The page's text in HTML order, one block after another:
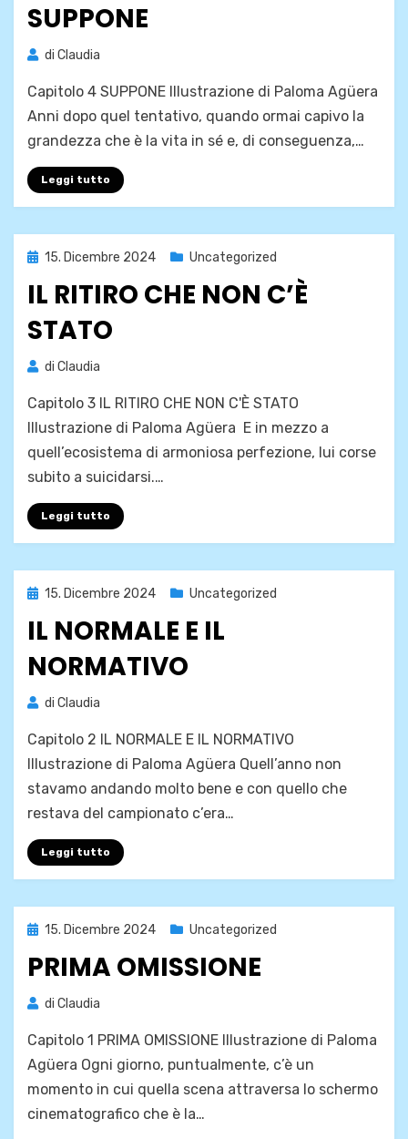
SUPPONE
di Claudia
Capitolo 4 SUPPONE Illustrazione di Paloma Agüera
Anni dopo quel tentativo, quando ormai capivo la
grandezza che è la vita in sé e, di conseguenza,…
Leggi tutto
Pubblicato
15. Dicembre 2024 Uncategorized
IL RITIRO CHE NON C’È
STATO
di Claudia
Capitolo 3 IL RITIRO CHE NON C'È STATO
Illustrazione di Paloma Agüera E in mezzo a
quell’ecosistema di armoniosa perfezione, lui corse
subito a suicidarsi.…
Leggi tutto
Pubblicato
15. Dicembre 2024 Uncategorized
IL NORMALE E IL
NORMATIVO
di Claudia
Capitolo 2 IL NORMALE E IL NORMATIVO
Illustrazione di Paloma Agüera Quell’anno non
stavamo andando molto bene e con quello che
restava del campionato c’era…
Leggi tutto
Pubblicato
15. Dicembre 2024 Uncategorized
PRIMA OMISSIONE
di Claudia
Capitolo 1 PRIMA OMISSIONE Illustrazione di Paloma
Agüera Ogni giorno, puntualmente, c’è un
momento in cui quella scena attraversa lo schermo
cinematografico che è la…